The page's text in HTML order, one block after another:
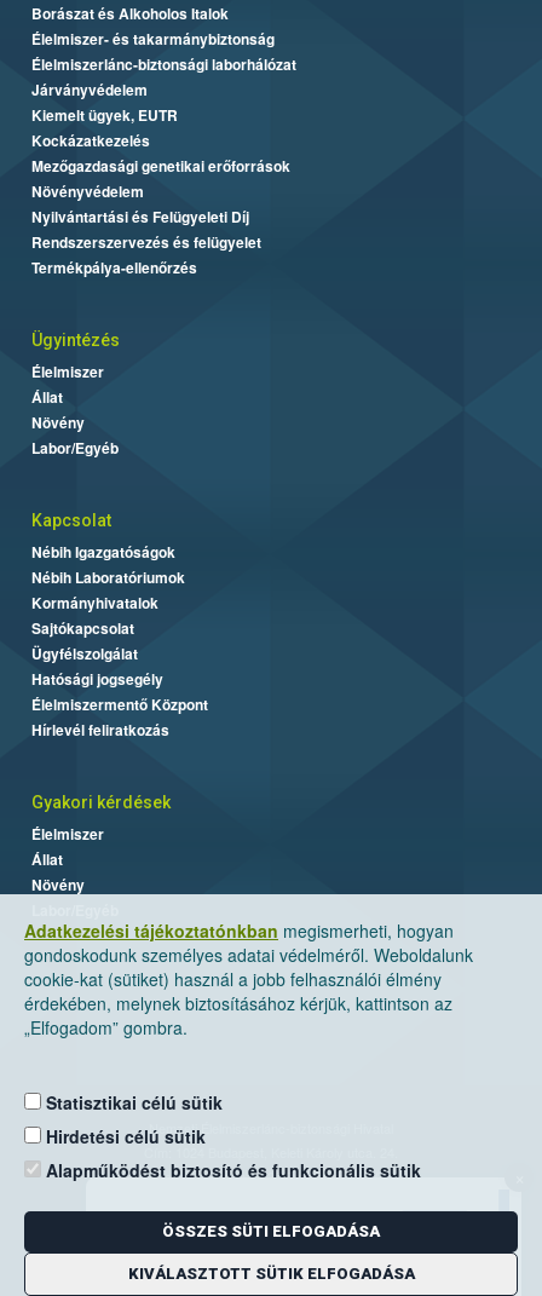
Adatkezelési tájékoztatónkban megismerheti, hogyan
gondoskodunk személyes adatai védelméről. Weboldalunk
cookie-kat (sütiket) használ a jobb felhasználói élmény
érdekében, melynek biztosításához kérjük, kattintson az
„Elfogadom” gombra.
Statisztikai célú sütik
Hirdetési célú sütik
Alapműködést biztosító és funkcionális sütik
ÖSSZES SÜTI ELFOGADÁSA
KIVÁLASZTOTT SÜTIK ELFOGADÁSA
Borászat és Alkoholos Italok
Élelmiszer- és takarmánybiztonság
Élelmiszerlánc-biztonsági laborhálózat
Járványvédelem
Kiemelt ügyek, EUTR
Kockázatkezelés
Mezőgazdasági genetikai erőforrások
Növényvédelem
Nyilvántartási és Felügyeleti Díj
Rendszerszervezés és felügyelet
Termékpálya-ellenőrzés
Ügyintézés
Élelmiszer
Állat
Növény
Labor/Egyéb
Kapcsolat
Nébih Igazgatóságok
Nébih Laboratóriumok
Kormányhivatalok
Sajtókapcsolat
Ügyfélszolgálat
Hatósági jogsegély
Élelmiszermentő Központ
Hírlevél feliratkozás
Gyakori kérdések
Élelmiszer
Állat
Növény
Nemzeti Élelmiszerlánc-biztonsági Hivatal
Levelezési cím: 1525 Budapest. Pf. 30.
E-mail:ugyfelszolgalat@nebih.gov.hu
Zöld szám: 06-80/263-244
Telefon: 06-1/ 336-9000